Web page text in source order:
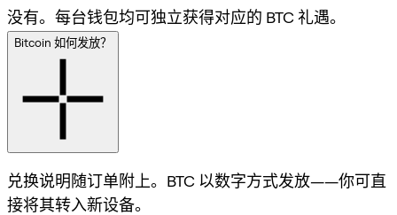
没有。每台钱包均可独立获得对应的 BTC 礼遇。
Bitcoin 如何发放？
兑换说明随订单附上。BTC 以数字方式发放——你可直
接将其转入新设备。